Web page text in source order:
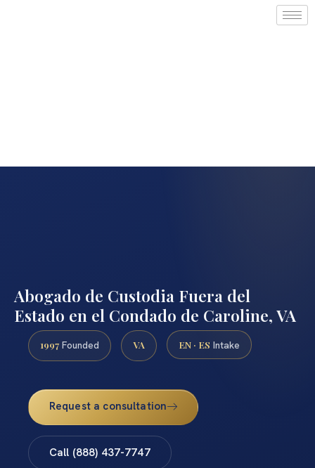
Abogado de Custodia Fuera del
Estado en el Condado de Caroline, VA
1997 Founded VA EN · ES Intake
Request a consultation
Call (888) 437-7747